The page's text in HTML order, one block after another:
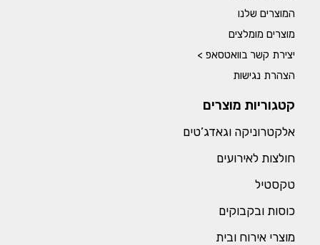
המוצרים שלנו
מוצרים מומלצים
יצירת קשר בוואטסאפ >
הצהרת נגישות
קטגוריות מוצרים
אלקטרוניקה וגאדג’טים
חולצות לאירועים
טקסטיל
כוסות ובקבוקים
מוצרי אירוח ובית